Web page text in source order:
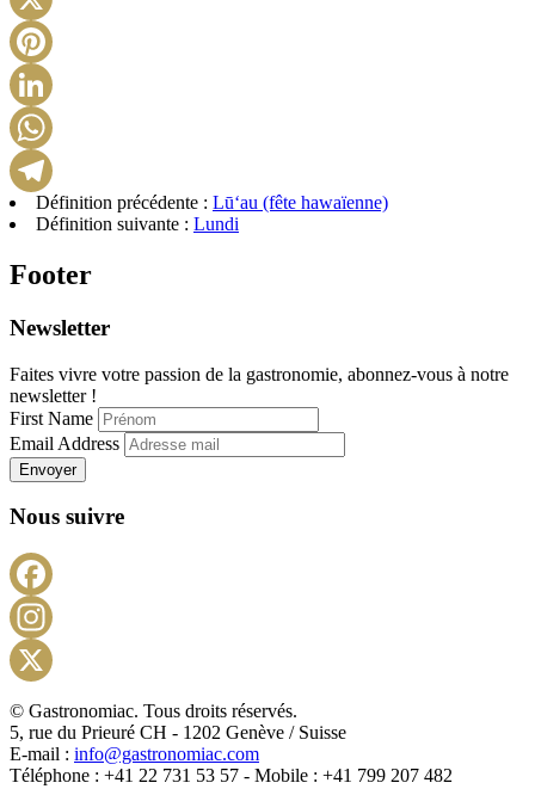
Telegram
Définition précédente : Lūʻau (fête hawaïenne)
Définition suivante : Lundi
Footer
Newsletter
Faites vivre votre passion de la gastronomie, abonnez-vous à notre
newsletter !
First Name
Email Address
Envoyer
Nous suivre
X
© Gastronomiac. Tous droits réservés.
5, rue du Prieuré CH - 1202 Genève / Suisse
E-mail : info@gastronomiac.com
Téléphone : +41 22 731 53 57 - Mobile : +41 799 207 482